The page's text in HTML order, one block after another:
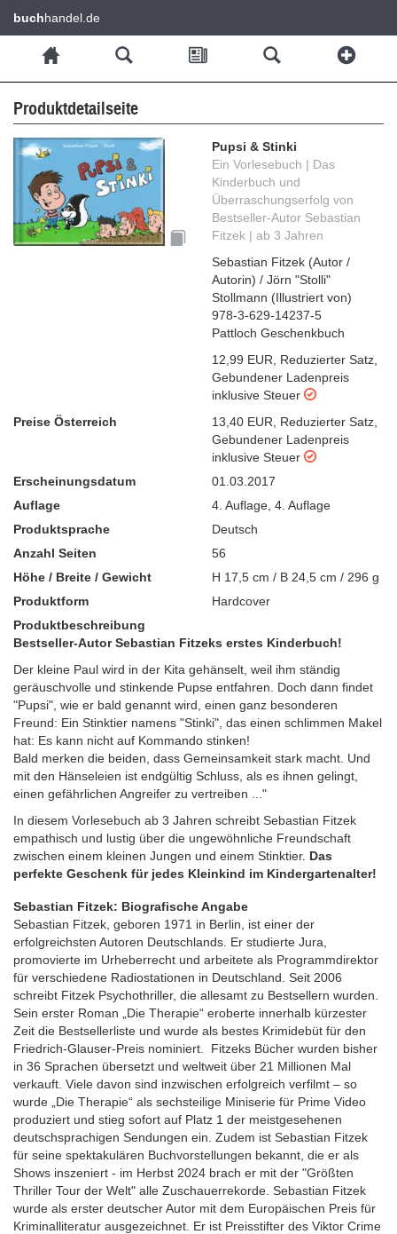
buchhandel.de
Produktdetailseite
Pupsi & Stinki
Ein Vorlesebuch | Das
Kinderbuch und
Überraschungserfolg von
Bestseller-Autor Sebastian
Fitzek | ab 3 Jahren
Sebastian Fitzek (Autor /
Autorin) / Jörn "Stolli"
Stollmann (Illustriert von)
978-3-629-14237-5
Pattloch Geschenkbuch
12,99 EUR
Reduzierter Satz
Gebundener Ladenpreis
inklusive Steuer
Preise Österreich
13,40 EUR Reduzierter Satz
Gebundener Ladenpreis
inklusive Steuer
Erscheinungsdatum
01.03.2017
Auflage
4. Auflage 4. Auflage
Produktsprache
Deutsch
Anzahl Seiten
56
Höhe / Breite / Gewicht
H 17,5 cm / B 24,5 cm / 296 g
Produktform
Hardcover
Produktbeschreibung
Bestseller-Autor Sebastian Fitzeks erstes Kinderbuch!
Der kleine Paul wird in der Kita gehänselt, weil ihm ständig
geräuschvolle und stinkende Pupse entfahren. Doch dann findet
"Pupsi", wie er bald genannt wird, einen ganz besonderen
Freund: Ein Stinktier namens "Stinki", das einen schlimmen Makel
hat: Es kann nicht auf Kommando stinken!
Bald merken die beiden, dass Gemeinsamkeit stark macht. Und
mit den Hänseleien ist endgültig Schluss, als es ihnen gelingt,
einen gefährlichen Angreifer zu vertreiben ..."
In diesem Vorlesebuch ab 3 Jahren schreibt Sebastian Fitzek
empathisch und lustig über die ungewöhnliche Freundschaft
zwischen einem kleinen Jungen und einem Stinktier. Das
perfekte Geschenk für jedes Kleinkind im Kindergartenalter!
Sebastian Fitzek: Biografische Angabe
Sebastian Fitzek, geboren 1971 in Berlin, ist einer der
erfolgreichsten Autoren Deutschlands. Er studierte Jura,
promovierte im Urheberrecht und arbeitete als Programmdirektor
für verschiedene Radiostationen in Deutschland. Seit 2006
schreibt Fitzek Psychothriller, die allesamt zu Bestsellern wurden.
Sein erster Roman „Die Therapie“ eroberte innerhalb kürzester
Zeit die Bestsellerliste und wurde als bestes Krimidebüt für den
Friedrich-Glauser-Preis nominiert. Fitzeks Bücher wurden bisher
in 36 Sprachen übersetzt und weltweit über 21 Millionen Mal
verkauft. Viele davon sind inzwischen erfolgreich verfilmt – so
wurde „Die Therapie“ als sechsteilige Miniserie für Prime Video
produziert und stieg sofort auf Platz 1 der meistgesehenen
deutschsprachigen Sendungen ein. Zudem ist Sebastian Fitzek
für seine spektakulären Buchvorstellungen bekannt, die er als
Shows inszeniert - im Herbst 2024 brach er mit der "Größten
Thriller Tour der Welt" alle Zuschauerrekorde. Sebastian Fitzek
wurde als erster deutscher Autor mit dem Europäischen Preis für
Kriminalliteratur ausgezeichnet. Er ist Preisstifter des Viktor Crime